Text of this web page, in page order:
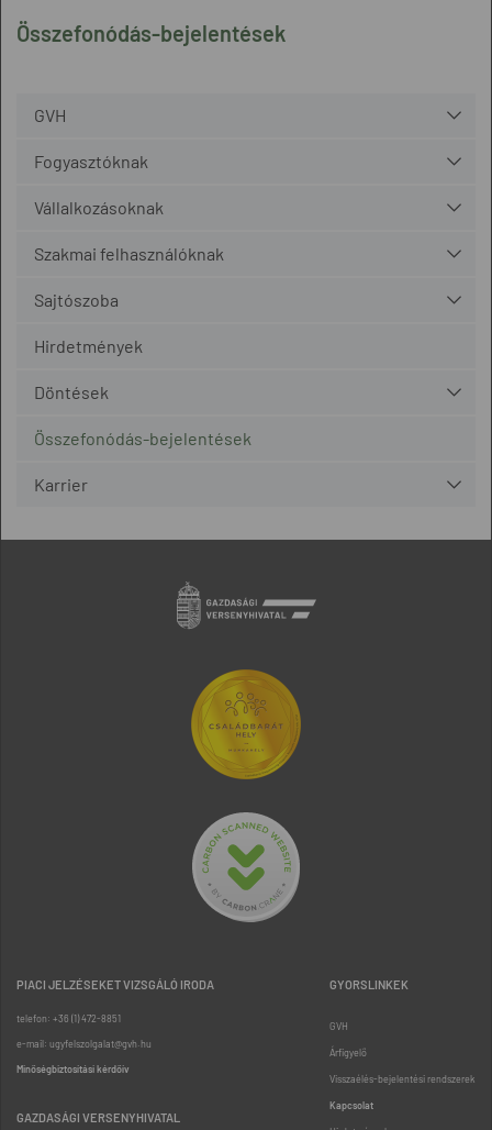
Összefonódás-bejelentések
GVH
Fogyasztóknak
Vállalkozásoknak
Szakmai felhasználóknak
Sajtószoba
Hirdetmények
Döntések
Összefonódás-bejelentések
Karrier
PIACI JELZÉSEKET VIZSGÁLÓ IRODA
telefon: +36 (1) 472-8851
e-mail: ugyfelszolgalat@gvh.hu
Minőségbiztosítási kérdőív
GAZDASÁGI VERSENYHIVATAL
GYORSLINKEK
GVH
Árfigyelő
Visszaélés-bejelentési rendszerek
Kapcsolat